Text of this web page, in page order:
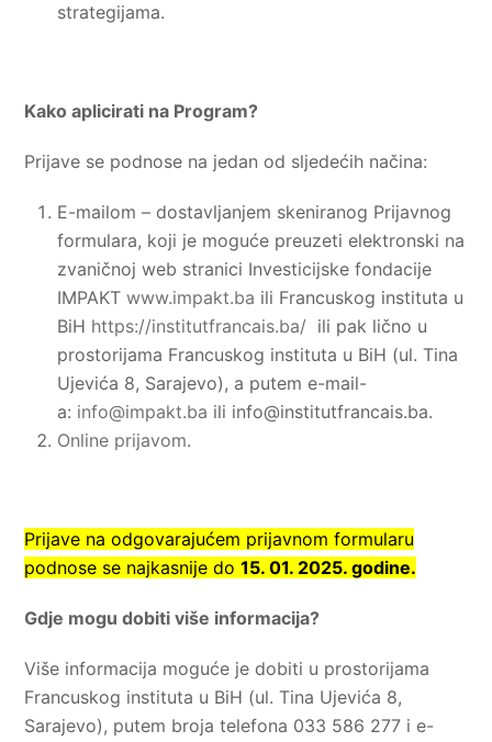
strategijama.
Kako aplicirati na Program?
Prijave se podnose na jedan od sljedećih načina:
E-mailom – dostavljanjem skeniranog Prijavnog
formulara, koji je moguće preuzeti elektronski na
zvaničnoj web stranici Investicijske fondacije
IMPAKTwww.impakt.ba ili Francuskog instituta u
BiH https://institutfrancais.ba/ ili pak lično u
prostorijama Francuskog instituta u BiH (ul. Tina
Ujevića 8, Sarajevo), a putem e-mail-
a: info@impakt.ba ili info@institutfrancais.ba.
Online prijavom.
Prijave na odgovarajućem prijavnom formularu
podnose se najkasnije do15. 01. 2025. godine.
Gdje mogu dobiti više informacija?
Više informacija moguće je dobiti u prostorijama
Francuskog instituta u BiH (ul. Tina Ujevića 8,
Sarajevo), putem broja telefona 033 586 277 i e-